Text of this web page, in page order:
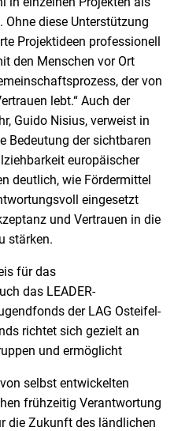
diese Unterstützung
Projektideen professionell
den Menschen vor Ort
der von
lebt.“ Auch der
Guido Nisius, verweist in
Bedeutung der sichtbaren
europäischer
deutlich, wie Fördermittel
eingesetzt
und Vertrauen in die
stärken.
für das
das LEADER-
der LAG Osteifel-
richtet sich gezielt an
und ermöglicht
selbst entwickelten
frühzeitig Verantwortung
die Zukunft des ländlichen